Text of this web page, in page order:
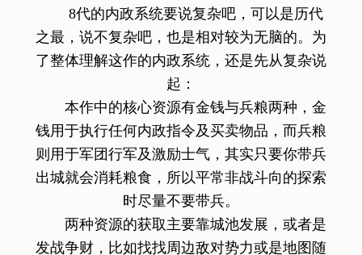
8代的内政系统要说复杂吧，可以是历代
之最，说不复杂吧，也是相对较为无脑的。为
了整体理解这作的内政系统，还是先从复杂说
起：
本作中的核心资源有金钱与兵粮两种，金
钱用于执行任何内政指令及买卖物品，而兵粮
则用于军团行军及激励士气，其实只要你带兵
出城就会消耗粮食，所以平常非战斗向的探索
时尽量不要带兵。
两种资源的获取主要靠城池发展，或者是
发战争财，比如找找周边敌对势力或是地图随